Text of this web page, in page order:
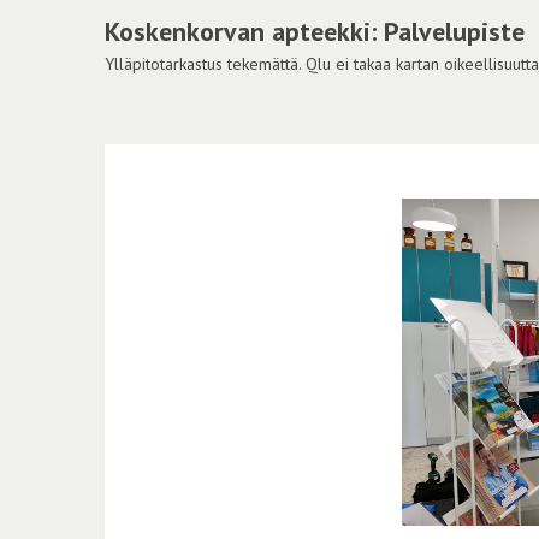
Koskenkorvan apteekki: Palvelupiste
Ylläpitotarkastus tekemättä. Qlu ei takaa kartan